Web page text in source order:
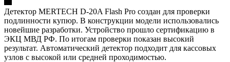
Детектор MERTECH D-20A Flash Pro создан для проверки
подлинности купюр. В конструкции модели использовались
новейшие разработки. Устройство прошло сертификацию в
ЭКЦ МВД РФ. По итогам проверки показан высокий
результат. Автоматический детектор подходит для кассовых
узлов с высокой или средней проходимостью.